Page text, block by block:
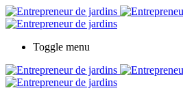
Toggle menu